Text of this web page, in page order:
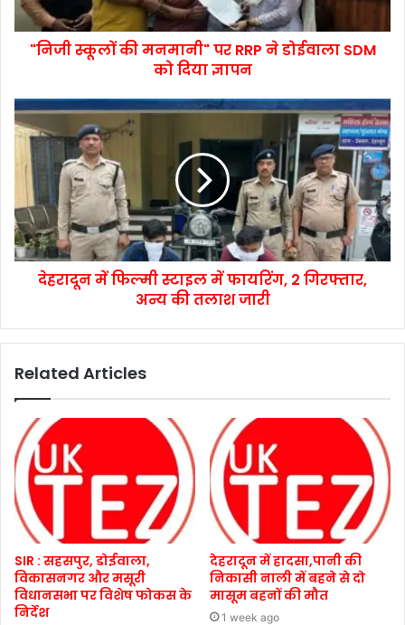
"निजी स्कूलों की मनमानी" पर RRP ने डोईवाला SDM
को दिया ज्ञापन
देहरादून में फिल्मी स्टाइल में फायरिंग, 2 गिरफ्तार,
अन्य की तलाश जारी
Related Articles
SIR : सहसपुर, डोईवाला,
विकासनगर और मसूरी
विधानसभा पर विशेष फोकस के
निर्देश
देहरादून में हादसा,पानी की
निकासी नाली में बहने से दो
मासूम बहनों की मौत
1 week ago